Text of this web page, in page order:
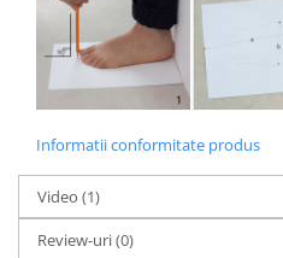
Informatii conformitate produs
Video (1)
Review-uri(0)